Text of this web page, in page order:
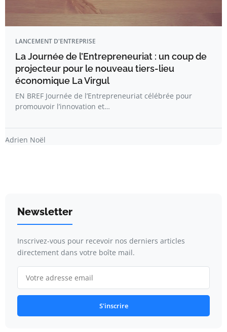
LANCEMENT D'ENTREPRISE
La Journée de l’Entrepreneuriat : un coup de
projecteur pour le nouveau tiers-lieu
économique La Virgul
EN BREF Journée de l’Entrepreneuriat célébrée pour
promouvoir l’innovation et…
Adrien Noël
Newsletter
Inscrivez-vous pour recevoir nos derniers articles
directement dans votre boîte mail.
S'inscrire